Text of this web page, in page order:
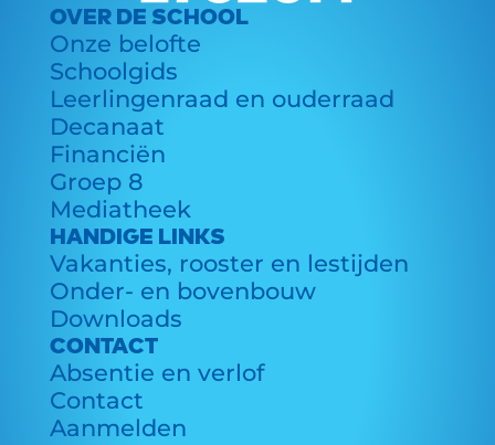
OVER DE SCHOOL
Onze belofte
Schoolgids
Leerlingenraad en ouderraad
Decanaat
Financiën
Groep 8
Mediatheek
HANDIGE LINKS
Vakanties, rooster en lestijden
Onder- en bovenbouw
Downloads
CONTACT
Absentie en verlof
Contact
Aanmelden